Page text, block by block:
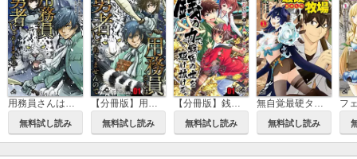
用務員さんは勇者じゃありませんので
無料試し読み 無料試し読み 無料試し読み 無料試し読み